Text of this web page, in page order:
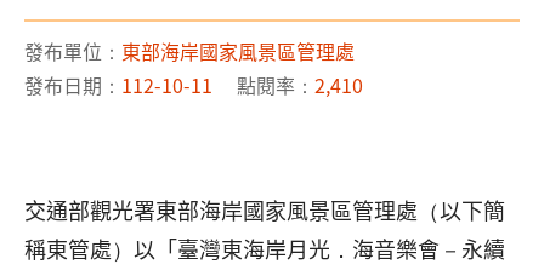
發布單位： 東部海岸國家風景區管理處
發布日期： 112-10-11 點閱率： 2,410
交通部觀光署東部海岸國家風景區管理處（以下簡
稱東管處）以「臺灣東海岸月光．海音樂會－永續